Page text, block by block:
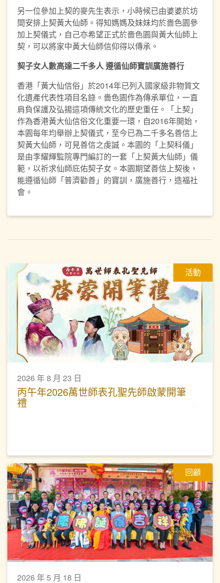
另一位參加上契的麥先生表示，小時候已由婆婆於坊
間安排上契黃大仙師。得知媽媽及妹妹均於嗇色園參
加上契儀式，自己亦希望正式於嗇色園與黃大仙師上
契，可以將家中黃大仙師信仰得以傳承。
契子女人數高達二千多人遵循仙師寶訓廣施善行
香港「黃大仙信俗」於2014年已列入國家級非物質文
化遺產代表性項目名錄。嗇色園作為傳承單位，一直
肩負保護及弘揚這項傳統文化的歷史重任。「上契」
作為香港黃大仙信俗文化重要一環，自2016年開始，
本園每年均舉辦上契儀式，至今已為二千多名善信上
契黃大仙師，可見善信之虔誠。本園的「上契科儀」
是由李耀輝監院專門編訂的一套「上契黃大仙師」儀
範，以祈求仙師庇佑契子女。本園期望善信上契後，
能遵循仙師「普濟勸善」的寶訓，廣施善行，造福社
會。
活動
2026 年 8 月 23 日
丙午年2026萬世師表孔聖先師啟蒙開筆
禮
回顧
2026 年 5 月 18 日